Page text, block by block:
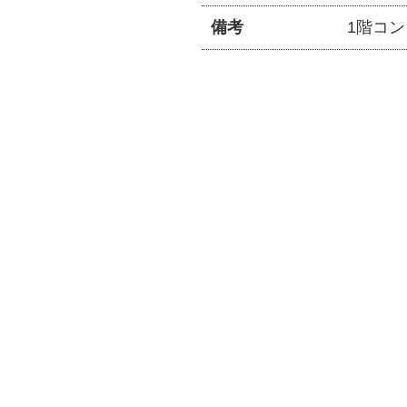
備考 1階コ